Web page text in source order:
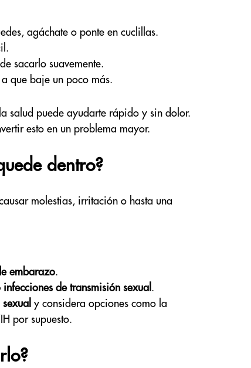
agáchate o ponte en cuclillas.
sacarlo suavemente.
que baje un poco más.
salud puede ayudarte rápido y sin dolor.
esto en un problema mayor.
dentro?
molestias, irritación o hasta una
embarazo.
de transmisión sexual .
y considera opciones como la
por supuesto.